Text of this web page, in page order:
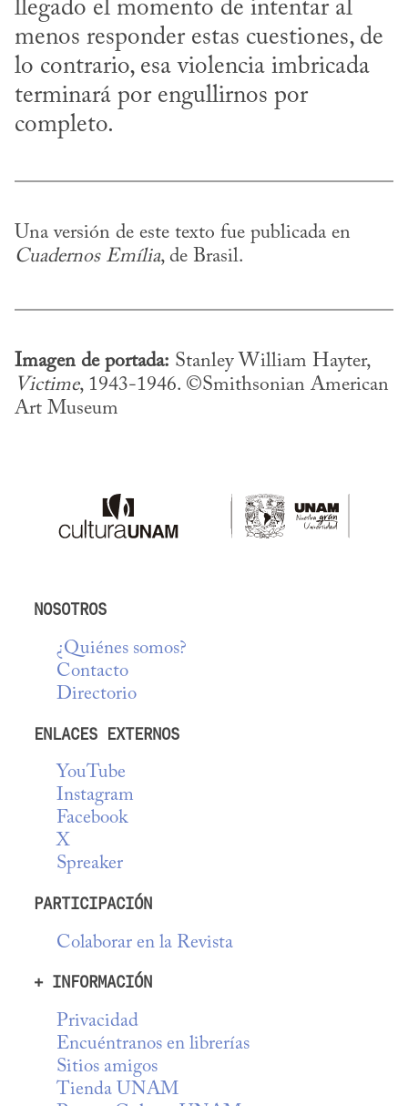
llegado el momento de intentar al
menos responder estas cuestiones, de
lo contrario, esa violencia imbricada
terminará por engullirnos por
completo.
Cua­dernos Emília, de Brasil.
Imagen de portada:
Victime, 1943-1946. ©Smithsonian American
Art Museum
NOSOTROS
¿Quiénes somos?
Contacto
Directorio
ENLACES EXTERNOS
YouTube
Instagram
Facebook
X
Spreaker
PARTICIPACIÓN
Colaborar en la Revista
+ INFORMACIÓN
Privacidad
Encuéntranos en librerías
Sitios amigos
Tienda UNAM